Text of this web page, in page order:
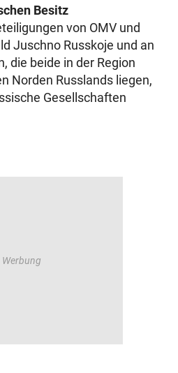
Besitz
von OMV und
Juschno Russkoje und an
die beide in der Region
Norden Russlands liegen,
Gesellschaften